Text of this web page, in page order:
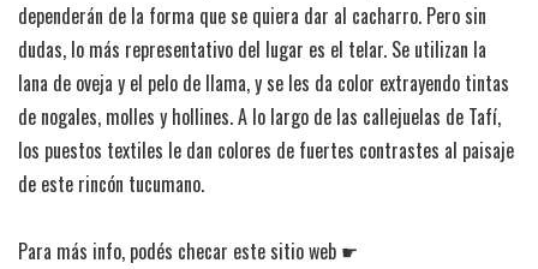
dependerán de la forma que se quiera dar al cacharro. Pero sin
dudas, lo más representativo del lugar es el telar. Se utilizan la
lana de oveja y el pelo de llama, y se les da color extrayendo tintas
de nogales, molles y hollines. A lo largo de las callejuelas de Tafí,
los puestos textiles le dan colores de fuertes contrastes al paisaje
de este rincón tucumano.
Para más info, podés checar este sitio web ☛